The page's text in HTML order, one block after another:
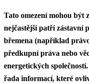
Tato omezení mohou být
nejčastější patří zástavní
břemena (například
předkupní práva nebo
energetických
řada informací, které